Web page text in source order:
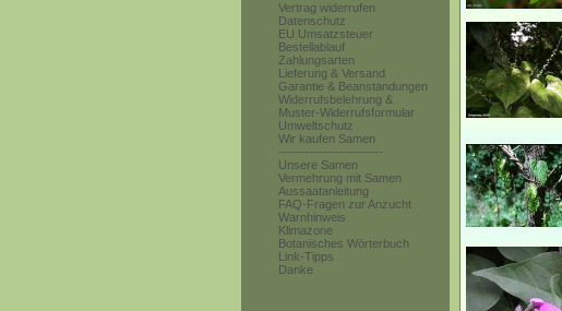
Vertrag widerrufen
Datenschutz
EU Umsatzsteuer
Bestellablauf
Zahlungsarten
Lieferung & Versand
Garantie & Beanstandungen
Widerrufsbelehrung &
Muster-Widerrufsformular
Umweltschutz
Wir kaufen Samen
------------------------
Unsere Samen
Vermehrung mit Samen
Aussaatanleitung
FAQ-Fragen zur Anzucht
Warnhinweis
Klimazone
Botanisches Wörterbuch
Link-Tipps
Danke